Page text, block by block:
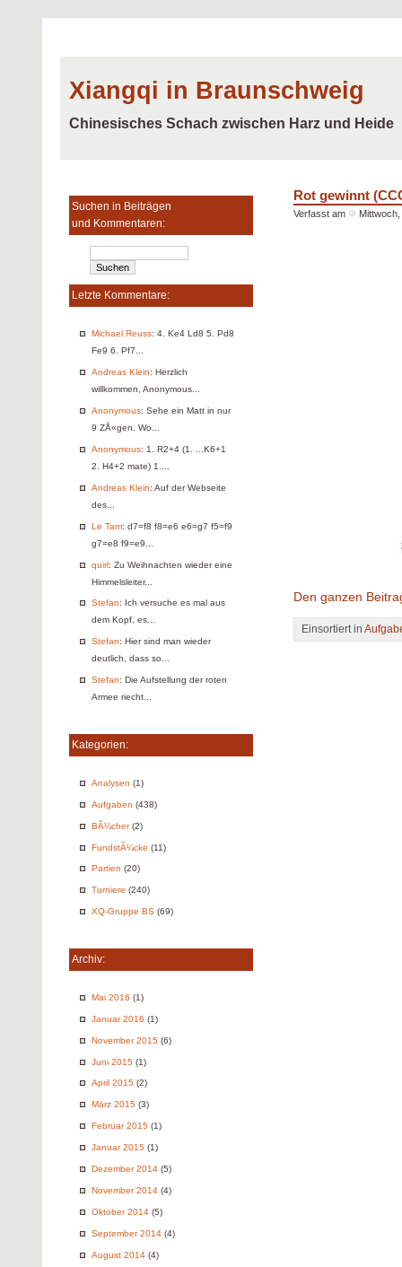
Xiangqi in Braunschweig
Chinesisches Schach zwischen Harz und Heide
Suchen in Beiträgen
und Kommentaren:
Letzte Kommentare:
Michael Reuss: 4. Ke4 Ld8 5. Pd8
Fe9 6. Pf7...
Andreas Klein: Herzlich
willkommen, Anonymous...
Anonymous: Sehe ein Matt in nur
9 ZÅ«gen. Wo...
Anonymous: 1. R2+4 (1. ...K6+1
2. H4+2 mate) 1....
Andreas Klein: Auf der Webseite
des...
Le Tam: d7=f8 f8=e6 e6=g7 f5=f9
g7=e8 f9=e9...
quirl: Zu Weihnachten wieder eine
Himmelsleiter...
Stefan: Ich versuche es mal aus
dem Kopf, es...
Stefan: Hier sind man wieder
deutlich, dass so...
Stefan: Die Aufstellung der roten
Armee riecht...
Kategorien:
Analysen (1)
Aufgaben (438)
BÃ¼cher(2)
FundstÃ¼cke (11)
Partien (20)
Turniere (240)
XQ-Gruppe BS (69)
Archiv:
Mai 2016 (1)
Januar 2016 (1)
November 2015 (6)
Juni 2015 (1)
April 2015 (2)
März 2015 (3)
Februar 2015 (1)
Januar 2015 (1)
Dezember 2014 (5)
November 2014 (4)
Oktober 2014 (5)
September 2014 (4)
August 2014 (4)
Rot gewinnt
Verfasst am
Den ganzen
Einsortiert in